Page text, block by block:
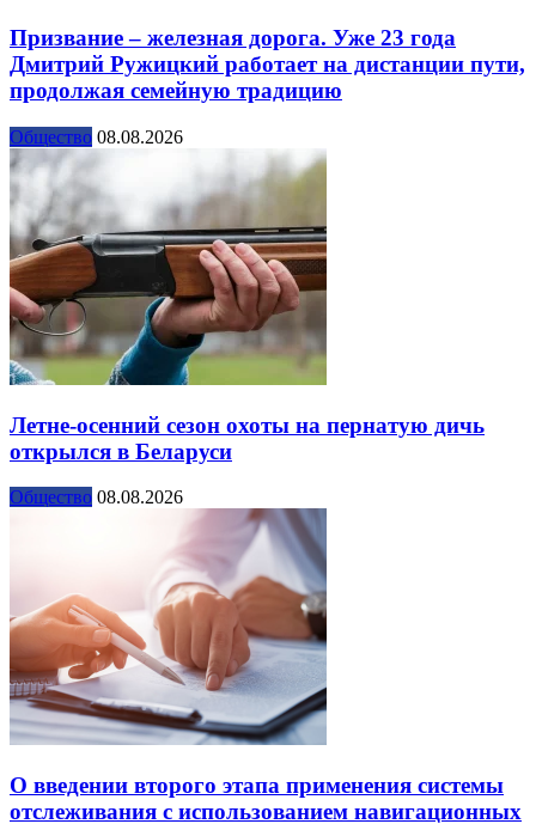
Призвание – железная дорога. Уже 23 года
Дмитрий Ружицкий работает на дистанции пути,
продолжая семейную традицию
Общество 08.08.2026
Летне-осенний сезон охоты на пернатую дичь
открылся в Беларуси
Общество 08.08.2026
О введении второго этапа применения системы
отслеживания с использованием навигационных